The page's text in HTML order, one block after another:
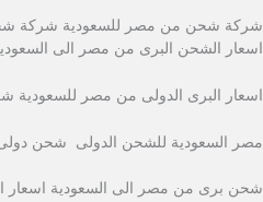
شركة شحن من مصر للسعودية شركة
اسعار الشحن البرى من مصر الى
اسعار البرى الدولى من مصر للسعودية
مصر السعودية للشحن الدولى شحن
شحن برى من مصر الى السعودية اسعار